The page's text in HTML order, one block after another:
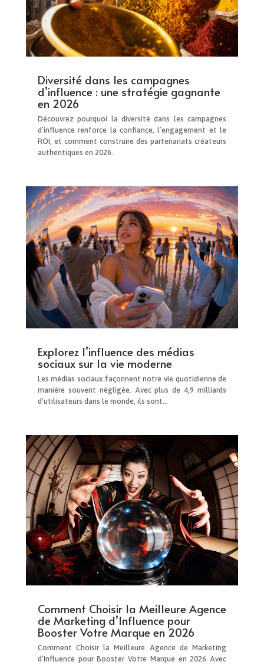
Diversité dans les campagnes
d’influence : une stratégie gagnante
en 2026
Découvrez pourquoi la diversité dans les campagnes
d’influence renforce la confiance, l’engagement et le
ROI, et comment construire des partenariats créateurs
authentiques en 2026.
Explorez l’influence des médias
sociaux sur la vie moderne
Les médias sociaux façonnent notre vie quotidienne de
manière souvent négligée. Avec plus de 4,9 milliards
d’utilisateurs dans le monde, ils sont…
Comment Choisir la Meilleure Agence
de Marketing d’Influence pour
Booster Votre Marque en 2026
Comment Choisir la Meilleure Agence de Marketing
d’Influence pour Booster Votre Marque en 2026 Avec